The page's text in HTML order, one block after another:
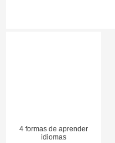
4 formas de aprender
idiomas